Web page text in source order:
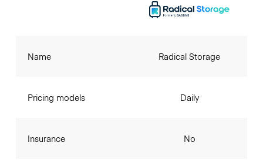
Name
Pricing models
Insurance
Radical Storage
Daily
No